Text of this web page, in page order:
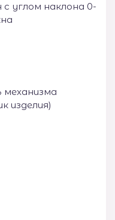
углом наклона 0-
механизма
изделия)